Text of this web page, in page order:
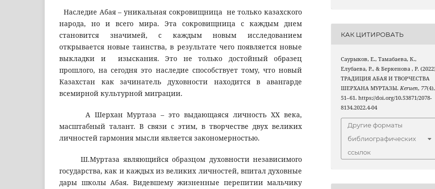
Наследие Абая – уникальная сокровищница не только казахского
народа, но и всего мира. Эта сокровищница с каждым днем
становится значимей, с каждым новым исследованием
открывается новые таинства, в результате чего появляется новые
выкладки и изыскания. Это не только достойный образец
прошлого, на сегодня это наследие способствует тому, что новый
Казахстан как зачинатель духовности находится в авангарде
всемирной культурной миграции.
А Шерхан Муртаза – это выдающаяся личность ХХ века,
масштабный талант. В связи с этим, в творчестве двух великих
личностей гармония мысли является закономерностью.
Ш.Муртаза являющийся образцом духовности независимого
государства, как и каждых из великих личностей, впитал духовные
дары школы Абая. Видевшему жизненные перепитии мальчику
КАК ЦИТИРОВАТЬ
Саурыков, Е., Тамабаева, К.,
Елубаева, Р., & Беркенова , Р.
ТРАДИЦИЯ АБАЯ И ТВОРЧЕСТВА
ШЕРХАНА МУРТАЗЫ.Keruen, 77(4),
51–61. https://doi.org/10.53871/2078-
8134.2022.4-04
Другие форматы
библиографических
ссылок